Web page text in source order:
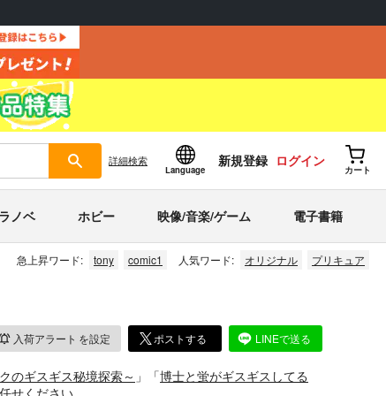
詳細検索
Language
新規登録 ログイン
カート
ノベ ホビー 映像/音楽/ゲーム 電子書籍
急上昇ワード: tony comic1 人気ワード: オリジナル プリキュア
入荷アラート を設定 ポストする LINEで送る
のギスギス秘境探索～ 」「博士と蛍がギスギスしてる
ください。